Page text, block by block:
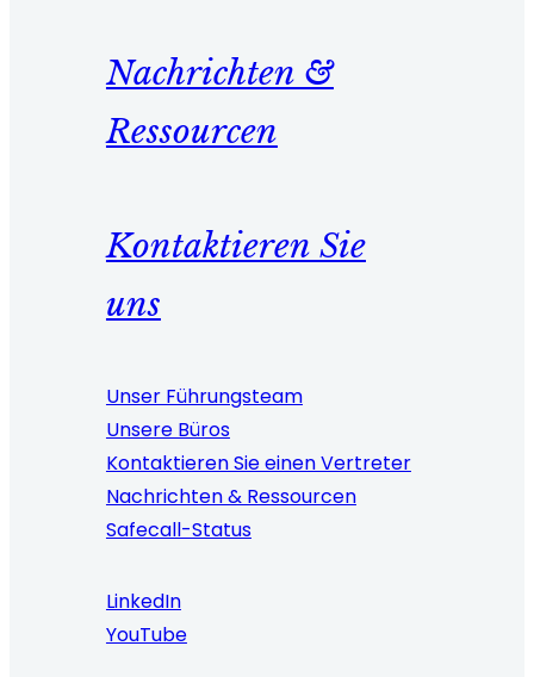
Nachrichten &
Ressourcen
Kontaktieren Sie
uns
Unser Führungsteam
Unsere Büros
Kontaktieren Sie einen Vertreter
Nachrichten & Ressourcen
Safecall-Status
LinkedIn
YouTube